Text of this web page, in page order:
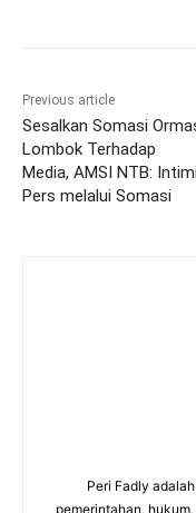
Previous article
Sesalkan Somasi
Lombok Terhadap
Media, AMSI NTB:
Pers melalui Somasi
Peri Fadly
pemerintahan,